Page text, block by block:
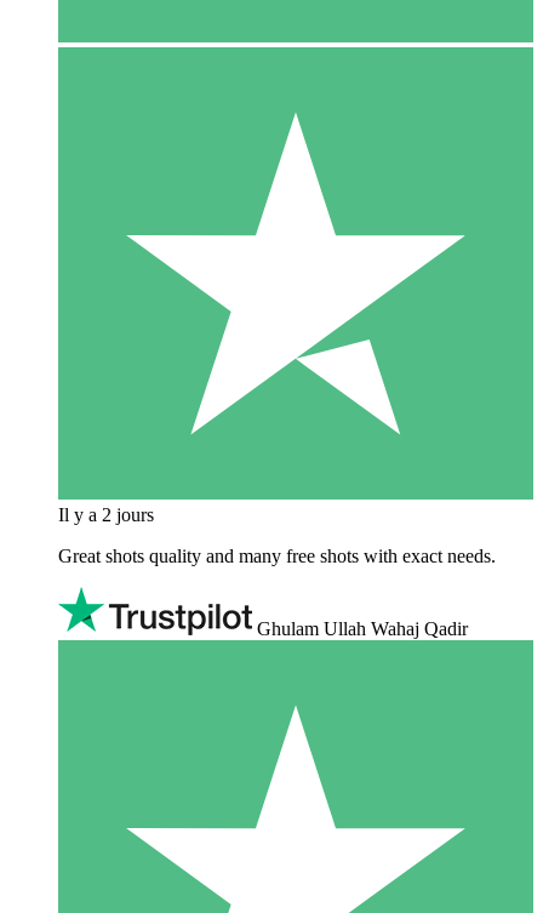
Il y a 2 jours
Great shots quality and many free shots with exact needs.
Ghulam Ullah Wahaj Qadir